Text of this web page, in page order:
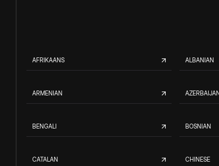
AFRIKAANS ALBANIAN
ARMENIAN
BENGALI BOSNIAN
CATALAN CHINESE